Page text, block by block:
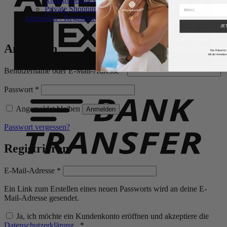
Private Shopping
Anmelden / Registrieren
Anmelden
Benutzername oder E-Mail-Adresse*Erforderlich
Passwort *
Angemeldet bleiben Anmelden
Passwort vergessen?
Registrieren
E-Mail-Adresse *
Ein Link zum Erstellen eines neuen Passworts wird an deine E-
Mail-Adresse gesendet.
Ja, ich möchte ein Kundenkonto eröffnen und akzeptiere die
Datenschutzerklärung. *
*Der Rabatt ist
Mit der